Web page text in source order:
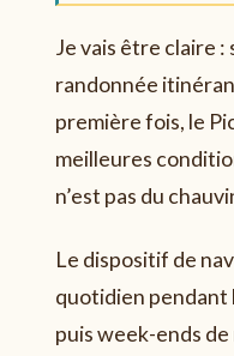
Je vais être claire
randonnée
première fois, le
meilleures
n’est pas du
Le dispositif de
quotidien pendant
puis week-ends de